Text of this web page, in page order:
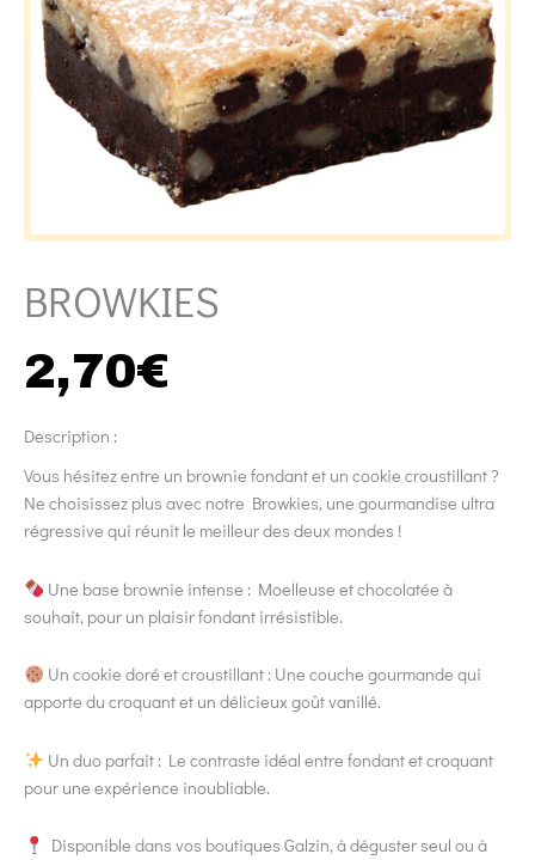
BROWKIES
2,70€
Description :
Vous hésitez entre un brownie fondant et un cookie croustillant ?
Ne choisissez plus avec notre Browkies, une gourmandise ultra
régressive qui réunit le meilleur des deux mondes !
Une base brownie intense : Moelleuse et chocolatée à
souhait, pour un plaisir fondant irrésistible.
Un cookie doré et croustillant : Une couche gourmande qui
apporte du croquant et un délicieux goût vanillé.
Un duo parfait : Le contraste idéal entre fondant et croquant
pour une expérience inoubliable.
Disponible dans vos boutiques Galzin, à déguster seul ou à